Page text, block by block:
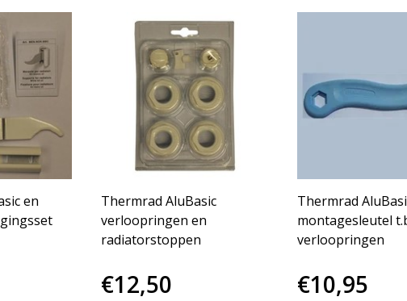
en
Thermrad AluBasic
verloopringen en
radiatorstoppen
€12,50
Thermrad
montagesleutel
verloopringen
€10,95